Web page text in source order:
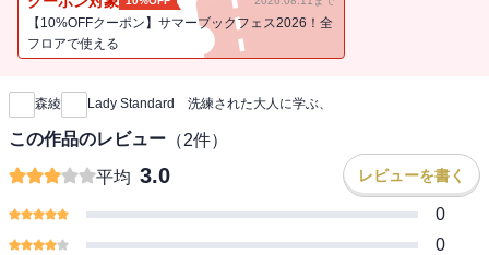
一流の大人が大切にしている「定番（スタンダード）」とは？
本書はこれまで多くの著名人にインタビューしてきた著者による
「女の磨きかた」をまとめたエッセイ。好きなことをしている人の
共通点、きれいな人がやっていること、人生の壁にぶつかったとき
の乗り越え方などをさまざまな視点で綴っています。
古き良き日本女性のやわらかさ、慎み深さ、礼儀正しさに、新しい
時代を生きるための強さと魅力を兼ね備え、人生を楽しく生きてい
【10%OFFクーポン】サマーブックフェス2026！全
フロアで使える
新刊通知
森綾 Lady Standard 洗練された大人に学ぶ、
この作品のレビュー （2件）
平均 3.0 レビューを書く
0
0